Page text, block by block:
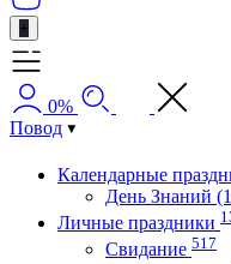
+
0%
Повод
Календарные
День Знаний
Личные праздники
Свидание 517